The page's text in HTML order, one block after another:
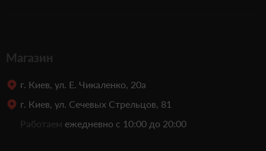
Магазин
г. Киев, ул. Е. Чикаленко, 20а
г. Киев, ул. Сечевых Стрельцов, 81
Работаем ежедневно с 10:00 до 20:00